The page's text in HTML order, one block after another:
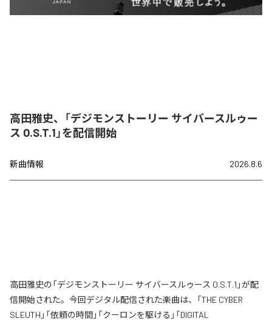
高田雅史、「デジモンストーリー サイバースルゥー
ス O.S.T.1」を配信開始
新曲情報 2026.8.6
高田雅史の「デジモンストーリー サイバースルゥース O.S.T.1」が配
信開始された。今回デジタル配信された楽曲は、「THE CYBER
SLEUTH」「依頼の時間」「クーロンを駆ける」「DIGITAL